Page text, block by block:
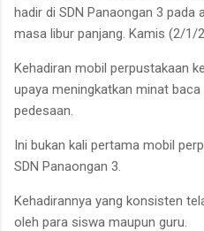
hadir di SDN Panaongan 3
masa libur panjang. Kamis (2/1/
Kehadiran mobil perpustakaan
upaya meningkatkan minat
pedesaan.
Ini bukan kali pertama mobil
SDN Panaongan 3.
Kehadirannya yang konsisten
oleh para siswa maupun guru.